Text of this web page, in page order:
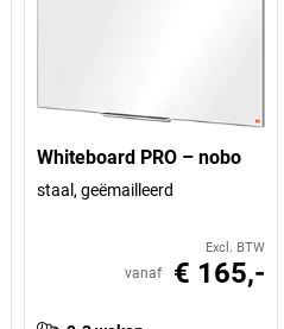
Whiteboard PRO – nobo
staal, geëmailleerd
Excl. BTW
vanaf € 165,-